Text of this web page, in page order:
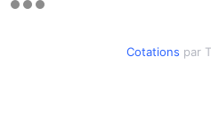
Cotations par